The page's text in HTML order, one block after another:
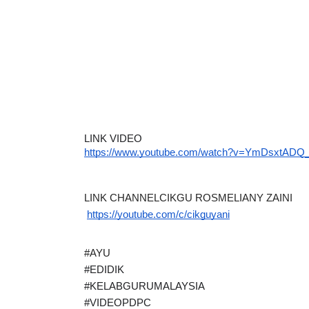
LINK VIDEO
LINK CHANNELCIKGU ROSMELIANY ZAINI
#AYU
#EDIDIK
#KELABGURUMALAYSIA